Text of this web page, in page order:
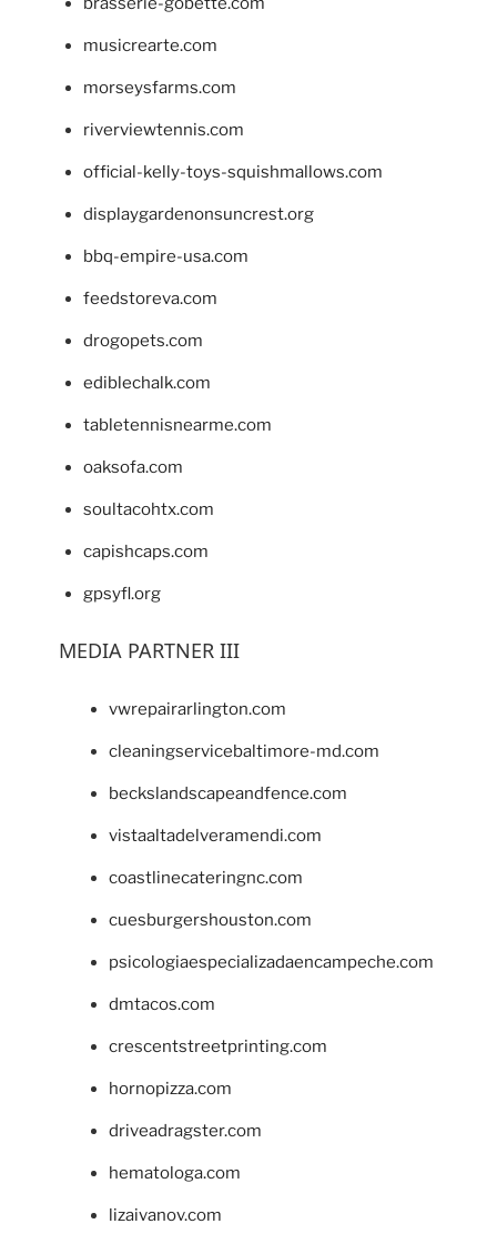
musicrearte.com
morseysfarms.com
riverviewtennis.com
official-kelly-toys-squishmallows.com
displaygardenonsuncrest.org
bbq-empire-usa.com
feedstoreva.com
drogopets.com
ediblechalk.com
tabletennisnearme.com
oaksofa.com
soultacohtx.com
capishcaps.com
gpsyfl.org
MEDIA PARTNER III
vwrepairarlington.com
cleaningservicebaltimore-md.com
beckslandscapeandfence.com
vistaaltadelveramendi.com
coastlinecateringnc.com
cuesburgershouston.com
psicologiaespecializadaencampeche.com
dmtacos.com
crescentstreetprinting.com
hornopizza.com
driveadragster.com
hematologa.com
lizaivanov.com